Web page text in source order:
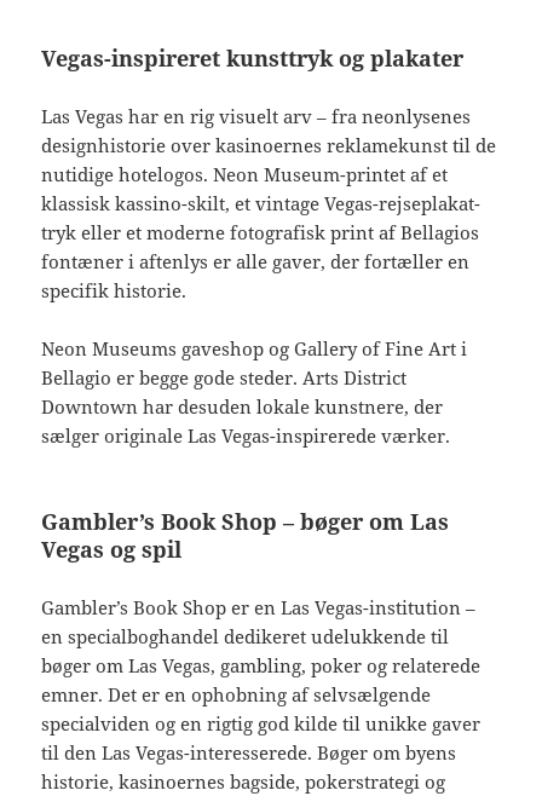
Vegas-inspireret kunsttryk og plakater
Las Vegas har en rig visuelt arv – fra neonlysenes
designhistorie over kasinoernes reklamekunst til de
nutidige hotelogos. Neon Museum-printet af et
klassisk kassino-skilt, et vintage Vegas-rejseplakat-
tryk eller et moderne fotografisk print af Bellagios
fontæner i aftenlys er alle gaver, der fortæller en
specifik historie.
Neon Museums gaveshop og Gallery of Fine Art i
Bellagio er begge gode steder. Arts District
Downtown har desuden lokale kunstnere, der
sælger originale Las Vegas-inspirerede værker.
Gambler’s Book Shop – bøger om Las
Vegas og spil
Gambler’s Book Shop er en Las Vegas-institution –
en specialboghandel dedikeret udelukkende til
bøger om Las Vegas, gambling, poker og relaterede
emner. Det er en ophobning af selvsælgende
specialviden og en rigtig god kilde til unikke gaver
til den Las Vegas-interesserede. Bøger om byens
historie, kasinoernes bagside, pokerstrategi og